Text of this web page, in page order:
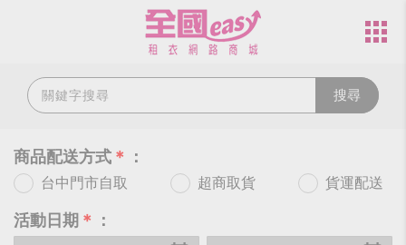
搜尋
商品配送方式 ＊ ：
台中門市自取 超商取貨 貨運配送
活動日期 ＊ ：